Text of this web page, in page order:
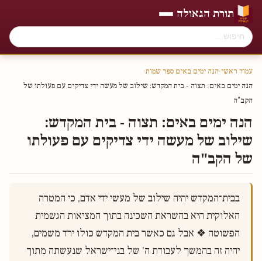
תורת הגאולה
עמוד ראשי›הנה ימים באים ספר שמות›
הנה ימים באים׃ תצוה - בית המקדש: שילוב של מעשה ידי צדיקים עם פעולתו של
הקב"ה
הנה ימים באים׃ תצוה - בית המקדש:
שילוב של מעשה ידי צדיקים עם פעולתו
של הקב"ה